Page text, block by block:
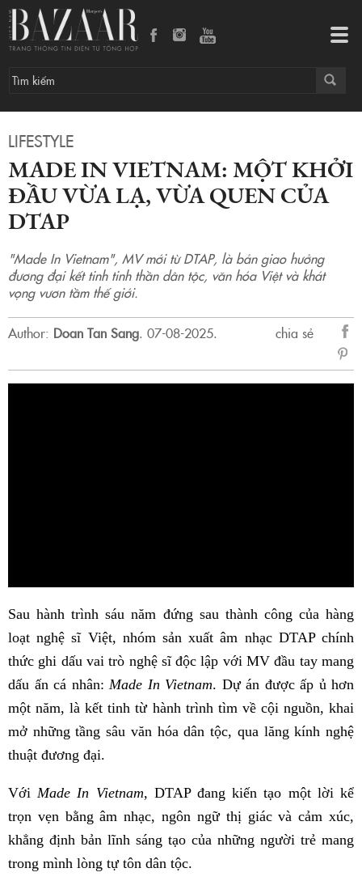
LIFESTYLE
MADE IN VIETNAM: MỘT KHỞI
ĐẦU VỪA LẠ, VỪA QUEN CỦA
DTAP
"Made In Vietnam", MV mới từ DTAP, là bản giao hưởng
đương đại kết tinh tinh thần dân tộc, văn hóa Việt và khát
vọng vươn tầm thế giới.
Author: Doan Tan Sang. 07-08-2025.
chia sẻ
sẻ
Sau hành trình sáu năm đứng sau thành công của hàng
loạt nghệ sĩ Việt, nhóm sản xuất âm nhạc DTAP chính
thức ghi dấu vai trò nghệ sĩ độc lập với MV đầu tay mang
dấu ấn cá nhân: Made In Vietnam. Dự án được ấp ủ hơn
một năm, là kết tinh từ hành trình tìm về cội nguồn, khai
mở những tầng sâu văn hóa dân tộc, qua lăng kính nghệ
thuật đương đại.
Với Made In Vietnam, DTAP đang kiến tạo một lời kể
trọn vẹn bằng âm nhạc, ngôn ngữ thị giác và cảm xúc,
khẳng định bản lĩnh sáng tạo của những người trẻ mang
trong mình lòng tự tôn dân tộc.